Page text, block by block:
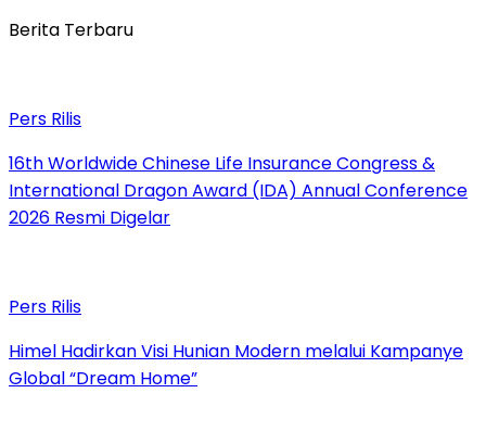
Berita Terbaru
Pers Rilis
16th Worldwide Chinese Life Insurance Congress &
International Dragon Award (IDA) Annual Conference
2026 Resmi Digelar
Pers Rilis
Himel Hadirkan Visi Hunian Modern melalui Kampanye
Global “Dream Home”